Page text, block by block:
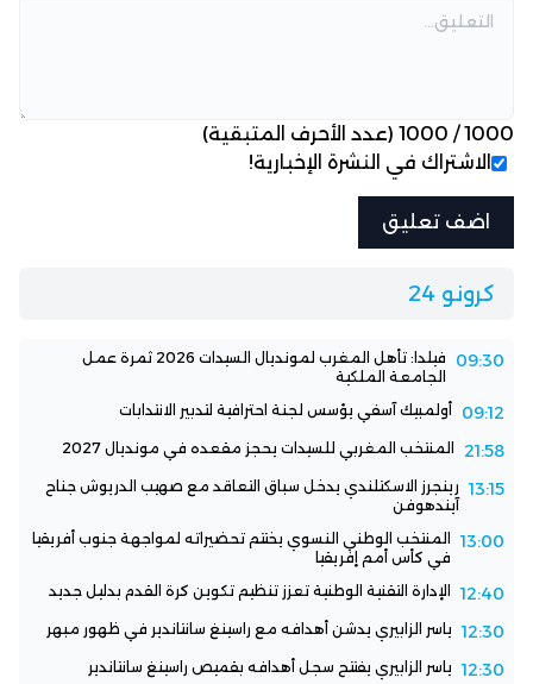
1000
/
1000 (عدد الأحرف المتبقية)
الاشتراك في النشرة الإخبارية!
كرونو 24
09:30
فيلدا: تأهل المغرب لمونديال السيدات 2026 ثمرة عمل
الجامعة الملكية
09:12 أولمبيك آسفي يؤسس لجنة احترافية لتدبير الانتدابات
21:58 المنتخب المغربي للسيدات يحجز مقعده في مونديال 2027
13:15 رينجرز الاسكتلندي يدخل سباق التعاقد مع صهيب الدريوش جناح
آيندهوفن
13:00
المنتخب الوطني النسوي يختتم تحضيراته لمواجهة جنوب أفريقيا
في كأس أمم إفريقيا
12:40 الإدارة التقنية الوطنية تعزز تنظيم تكوين كرة القدم بدليل جديد
12:30 ياسر الزابيري يدشن أهدافه مع راسينغ سانتاندير في ظهور مبهر
12:30 ياسر الزابيري يفتتح سجل أهدافه بقميص راسينغ سانتاندير